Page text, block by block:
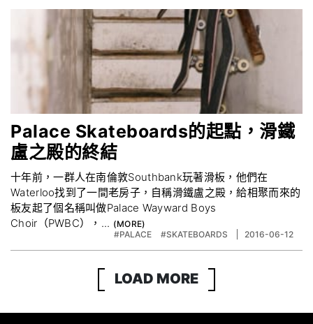
Palace Skateboards的起點，滑鐵
盧之殿的終結
十年前，一群人在南倫敦Southbank玩著滑板，他們在
Waterloo找到了一間老房子，自稱滑鐵盧之殿，給相聚而來的
板友起了個名稱叫做Palace Wayward Boys
Choir（PWBC），...
#PALACE #SKATEBOARDS 2016-06-12
LOAD MORE